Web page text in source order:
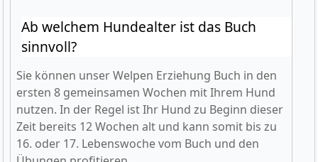
Ab welchem Hundealter ist das Buch
sinnvoll?
Sie können unser Welpen Erziehung Buch in den
ersten 8 gemeinsamen Wochen mit Ihrem Hund
nutzen. In der Regel ist Ihr Hund zu Beginn dieser
Zeit bereits 12 Wochen alt und kann somit bis zu
16. oder 17. Lebenswoche vom Buch und den